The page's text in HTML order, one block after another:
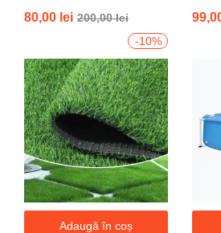
80,00 lei 200,00lei
-10%
Adaugă în coș